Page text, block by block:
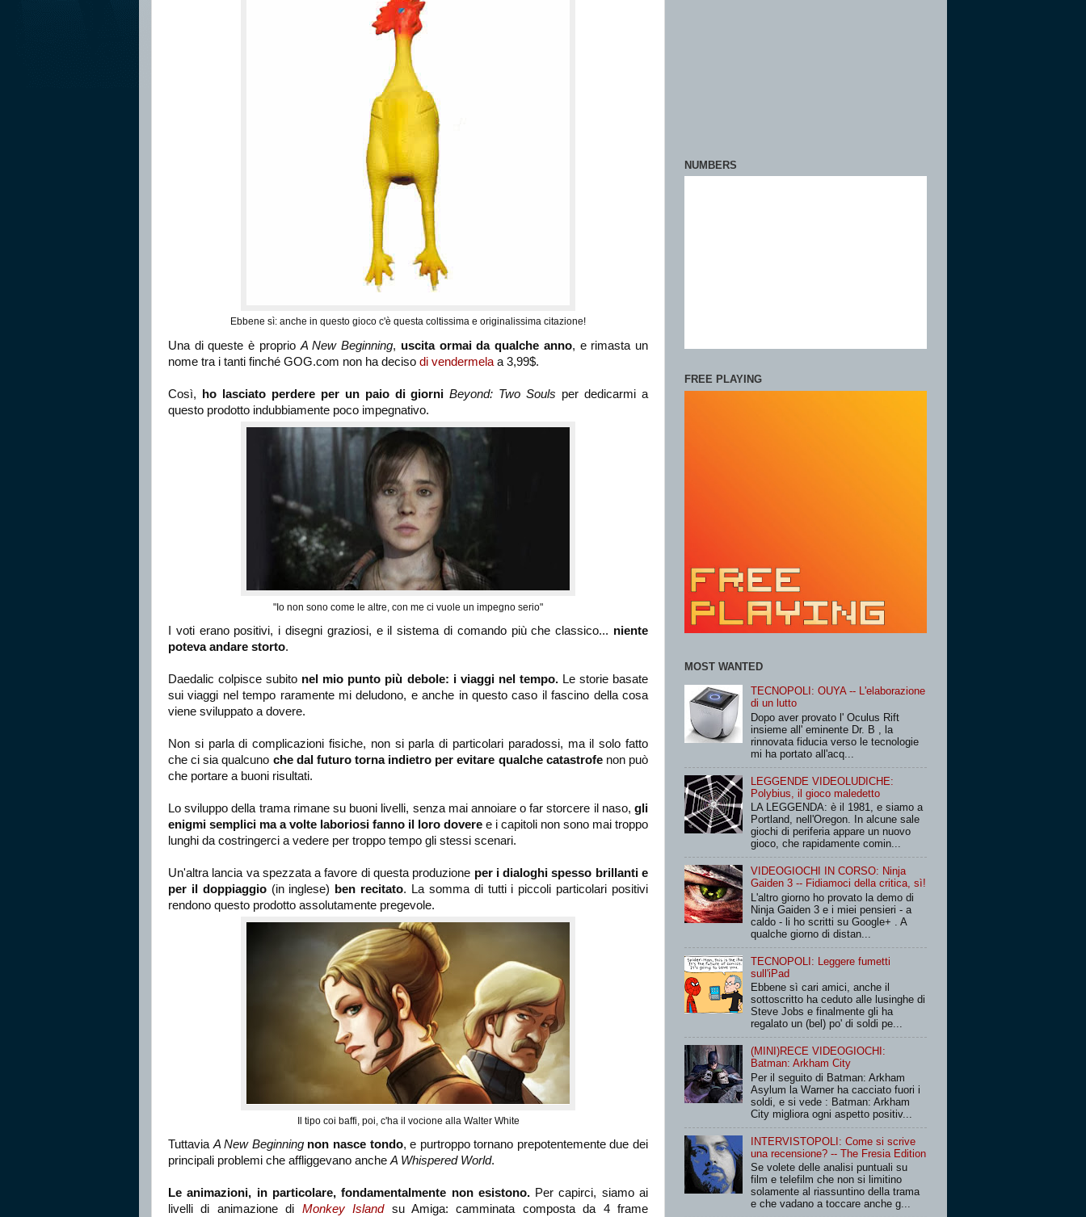
Ebbene sì: anche in questo gioco c'è questa coltissima e originalissima citazione!
Una di queste è proprio A New Beginning, uscita ormai da qualche anno, e rimasta un
nome tra i tanti finché GOG.com non ha deciso di vendermela a 3,99$.
Così, ho lasciato perdere per un paio di giorni Beyond: Two Souls per dedicarmi a
questo prodotto indubbiamente poco impegnativo.
"Io non sono come le altre, con me ci vuole un impegno serio"
I voti erano positivi, i disegni graziosi, e il sistema di comando più che classico... niente
poteva andare storto.
Daedalic colpisce subito nel mio punto più debole: i viaggi nel tempo.Le storie basate
sui viaggi nel tempo raramente mi deludono, e anche in questo caso il fascino della cosa
viene sviluppato a dovere.
Non si parla di complicazioni fisiche, non si parla di particolari paradossi, ma il solo fatto
che ci sia qualcuno che dal futuro torna indietro per evitare qualche catastrofenon può
che portare a buoni risultati.
Lo sviluppo della trama rimane su buoni livelli, senza mai annoiare o far storcere il naso, gli
enigmi semplici ma a volte laboriosi fanno il loro dovere e i capitoli non sono mai troppo
lunghi da costringerci a vedere per troppo tempo gli stessi scenari.
Un'altra lancia va spezzata a favore di questa produzione per i dialoghi spesso brillanti e
per il doppiaggio (in inglese) ben recitato. La somma di tutti i piccoli particolari positivi
rendono questo prodotto assolutamente pregevole.
Il tipo coi baffi, poi, c'ha il vocione alla Walter White
TuttaviaA New Beginning non nasce tondo, e purtroppo tornano prepotentemente due dei
principali problemi che affliggevano ancheA Whispered World.
Le animazioni, in particolare, fondamentalmente non esistono.Per capirci, siamo ai
livelli di animazione di Monkey Islandsu Amiga: camminata composta da 4 frame
NUMBERS
FREE PLAYING
MOST WANTED
TECNOPOLI: OUYA -- L'elaborazione
di un lutto
Dopo aver provato l' Oculus Rift
insieme all' eminente Dr. B , la
rinnovata fiducia verso le tecnologie
mi ha portato all'acq...
LEGGENDE VIDEOLUDICHE:
Polybius, il gioco maledetto
LA LEGGENDA: è il 1981, e siamo a
Portland, nell'Oregon. In alcune sale
giochi di periferia appare un nuovo
gioco, che rapidamente comin...
VIDEOGIOCHI IN CORSO: Ninja
Gaiden 3 -- Fidiamoci della critica, sì!
L'altro giorno ho provato la demo di
Ninja Gaiden 3 e i miei pensieri - a
caldo - li ho scritti su Google+ . A
qualche giorno di distan...
TECNOPOLI: Leggere fumetti
sull'iPad
Ebbene sì cari amici, anche il
sottoscritto ha ceduto alle lusinghe di
Steve Jobs e finalmente gli ha
regalato un (bel) po' di soldi pe...
(MINI)RECE VIDEOGIOCHI:
Batman: Arkham City
Per il seguito di Batman: Arkham
Asylum la Warner ha cacciato fuori i
soldi, e si vede : Batman: Arkham
City migliora ogni aspetto positiv...
INTERVISTOPOLI: Come si scrive
una recensione? -- The Fresia Edition
Se volete delle analisi puntuali su
film e telefilm che non si limitino
solamente al riassuntino della trama
e che vadano a toccare anche g...